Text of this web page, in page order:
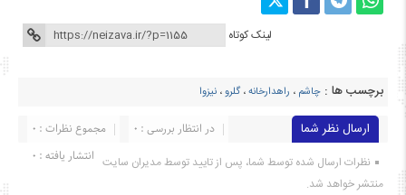
لینک کوتاه
برچسب ها : چاشم ، راهدارخانه،گلرو، نیزوا
ارسال نظر شما مجموع نظرات : 0
در انتظار بررسی : 0
انتشار یافته : ۰ نظرات ارسال شده توسط شما، پس از تایید توسط مدیران سایت
منتشر خواهد شد.